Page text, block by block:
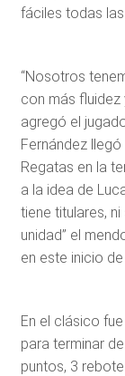
fáciles todas las
“Nosotros
con más fluidez
agregó el
Fernández
Regatas en la
a la idea de
tiene titulares,
unidad” el
en este inicio
En el clásico
para terminar
puntos, 3